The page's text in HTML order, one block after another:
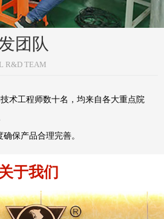
团队
R&D TEAM
术工程师数十名，均来自各大重点院
保产品合理完善。
关于我们